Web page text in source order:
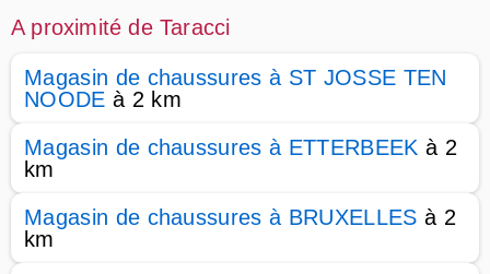
A proximité de Taracci
Magasin de chaussures à ST JOSSE TEN
NOODE à 2 km
Magasin de chaussures à ETTERBEEK à 2
km
Magasin de chaussures à BRUXELLES à 2
km